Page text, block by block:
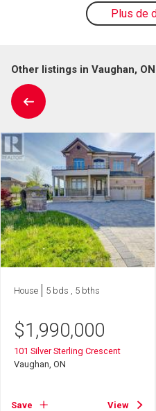
Plus de
Other listings in Vaughan,
House 5 bds , 5 bths
$1,990,000
101 Silver Sterling Crescent
Vaughan, ON
Save View